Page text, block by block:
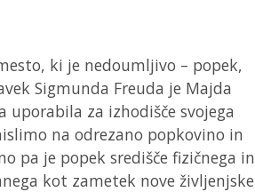
ki je nedoumljivo – popek,
Sigmunda Freuda je Majda
uporabila za izhodišče svojega
na odrezano popkovino in
pa je popek središče fizičnega in
kot zametek nove življenjske